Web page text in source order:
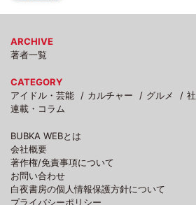
ARCHIVE
著者一覧
CATEGORY
アイドル・芸能
カルチャー グルメ
連載・コラム
BUBKA WEBとは
会社概要
著作権/免責事項について
お問い合わせ
白夜書房の個人情報保護方針について
プライバシーポリシー